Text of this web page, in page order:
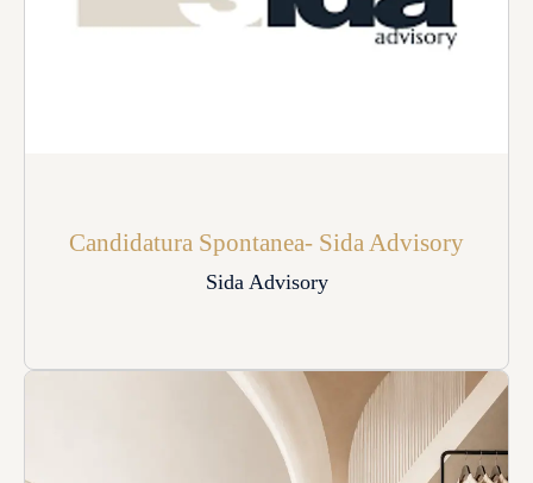
Candidatura Spontanea- Sida Advisory
Sida Advisory